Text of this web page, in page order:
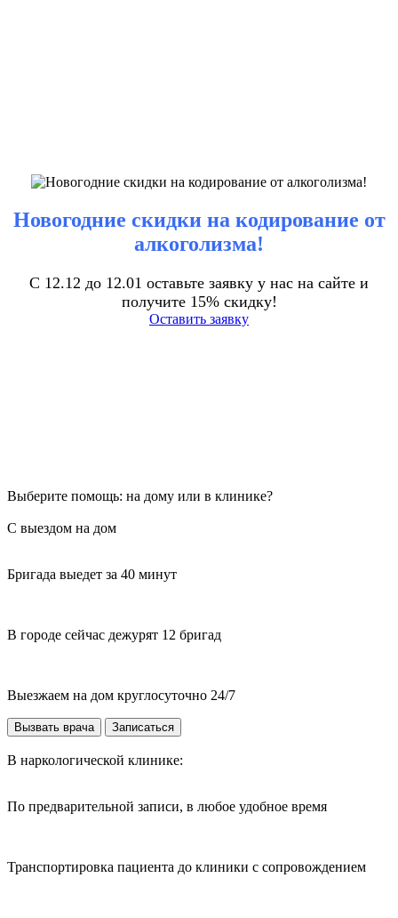
Новогодние скидки на кодирование от
алкоголизма!
С 12.12 до 12.01 оставьте заявку у нас на сайте и
получите 15% скидку!
Оставить заявку
Выберите помощь: на дому или в клинике?
С выездом на дом
Бригада выедет за 40 минут
В городе сейчас дежурят 12 бригад
Выезжаем на дом круглосуточно 24/7
Вызвать врача Записаться
В наркологической клинике:
По предварительной записи, в любое удобное время
Транспортировка пациента до клиники с сопровождением